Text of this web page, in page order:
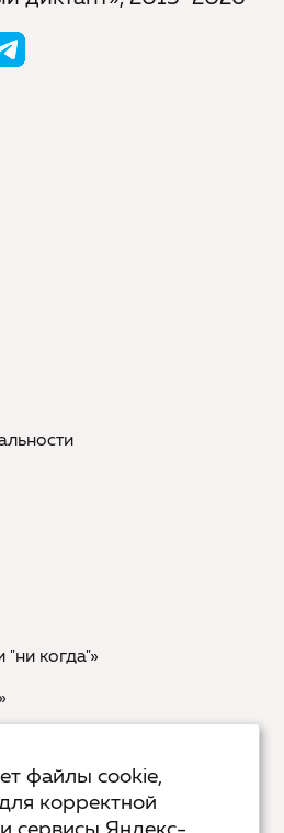
когда"»
болевые точки... и
файлы cookie,
корректной